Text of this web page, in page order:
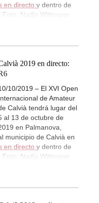
en directo y dentro de
Nadja Wittmann
2019 en directo:
10/2019 – El XVI Open
de Amateur
Calvià tendrá lugar del
al 13 de octubre de
en Palmanova,
municipio de Calvià en
en directo y dentro de
Nadja Wittmann